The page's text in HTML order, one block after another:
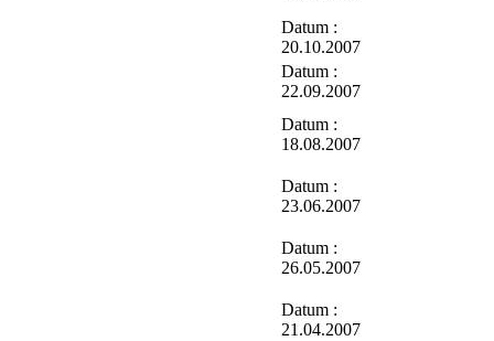
Datum :
20.10.2007
Datum :
22.09.2007
Datum :
18.08.2007
Datum :
23.06.2007
Datum :
26.05.2007
Datum :
21.04.2007